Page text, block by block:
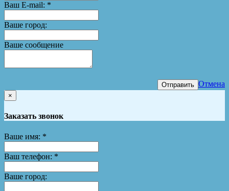
Ваш E-mail: *
Ваше город:
Ваше сообщение
Отправить Отмена
×
Заказать звонок
Ваше имя: *
Ваш телефон: *
Ваше город: